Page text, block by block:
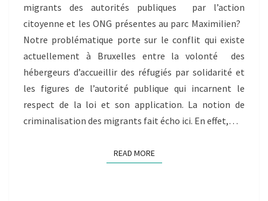
PUBLIQUES
DÉNONÇANT
DANS
CERTAINS
CAS
SOLIDARITÉ
DES
CITOYENS
DÉLIT
migrants des autorités publiques par l’action
citoyenne et les ONG présentes au parc Maximilien?
Notre problématique porte sur le conflit qui existe
actuellement à Bruxelles entre la volonté des
hébergeurs d’accueillir des réfugiés par solidarité et
les figures de l’autorité publique qui incarnent le
respect de la loi et son application. La notion de
criminalisation des migrants fait écho ici. En effet,…
READ MOREREAD MORE